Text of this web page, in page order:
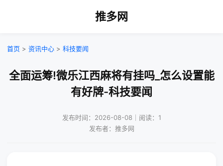
推多网
首页 > 资讯中心 > 科技要闻
全面运筹!微乐江西麻将有挂吗_怎么设置能
有好牌-科技要闻
发布时间：2026-08-08｜阅读：1
发布者：推多网